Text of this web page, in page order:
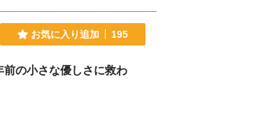
お気に入り追加 195
前の小さな優しさに救わ